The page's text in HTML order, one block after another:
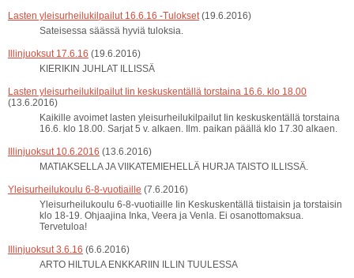
Lasten yleisurheilukilpailut 16.6.16 -Tulokset (19.6.2016)
Sateisessa säässä hyviä tuloksia.
Illinjuoksut 17.6.16 (19.6.2016)
KIERIKIN JUHLAT ILLISSÄ
Lasten yleisurheilukilpailut Iin keskuskentällä torstaina 16.6. klo 18.00
(13.6.2016)
Kaikille avoimet lasten yleisurheilukilpailut Iin keskuskentällä torstaina
16.6. klo 18.00. Sarjat 5 v. alkaen. Ilm. paikan päällä klo 17.30 alkaen.
Illinjuoksut 10.6.2016 (13.6.2016)
MATIAKSELLA JA VIIKATEMIEHELLÄ HURJA TAISTO ILLISSÄ.
Yleisurheilukoulu 6-8-vuotiaille (7.6.2016)
Yleisurheilukoulu 6-8-vuotiaille Iin Keskuskentällä tiistaisin ja torstaisin
klo 18-19. Ohjaajina Inka, Veera ja Venla. Ei osanottomaksua.
Tervetuloa!
Illinjuoksut 3.6.16 (6.6.2016)
ARTO HILTULA ENKKARIIN ILLIN TUULESSA